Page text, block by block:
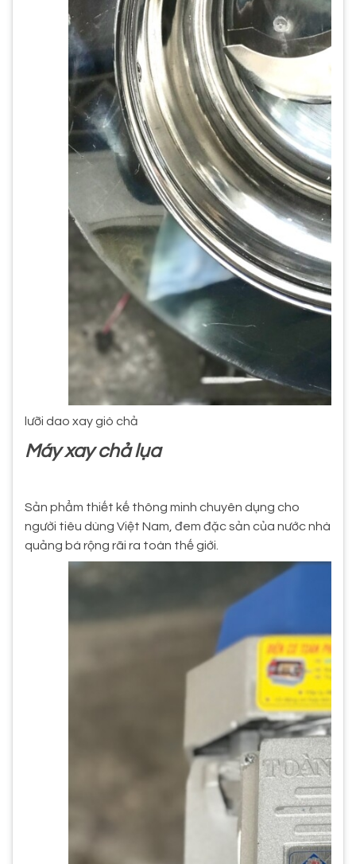
lưỡi dao xay giò chả
Máy xay chả lụa
Sản phẩm thiết kế thông minh chuyên dụng cho
người tiêu dùng Việt Nam, đem đặc sản của nước nhà
quảng bá rộng rãi ra toàn thế giới.